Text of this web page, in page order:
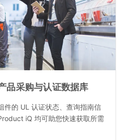
品采购与认证数据库
件的 UL 认证状态、查询指南信
iQ 均可助您快速获取所需